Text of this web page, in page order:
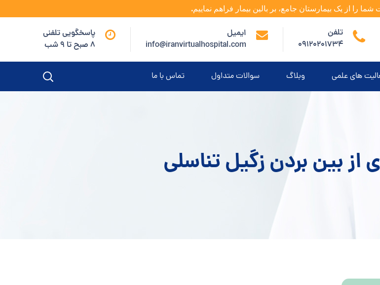
شما را از یک بیمارستان جامع، بر بالین بیمار فراهم نماییم.
تلفن
09120201734
ایمیل
info@iranvirtualhospital.com
پاسخگویی تلفنی
8 صبح تا 9 شب
های علمی وبلاگ سوالات متداول تماس با ما
از بین بردن زگیل تناسلی